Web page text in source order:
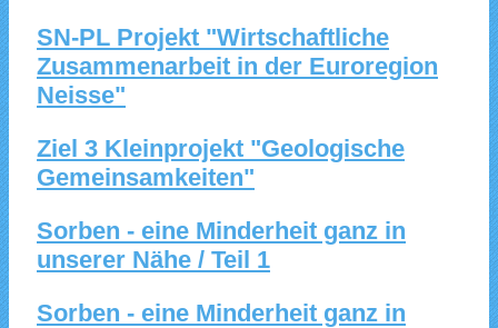
SN-PL Projekt "Wirtschaftliche
Zusammenarbeit in der Euroregion
Neisse"
Ziel 3 Kleinprojekt "Geologische
Gemeinsamkeiten"
Sorben - eine Minderheit ganz in
unserer Nähe / Teil 1
Sorben - eine Minderheit ganz in